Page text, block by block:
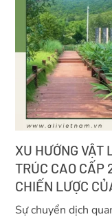
XU HƯỚNG VẬT
TRÚC CAO
CHIẾN LƯỢC
Sự chuyển dịch